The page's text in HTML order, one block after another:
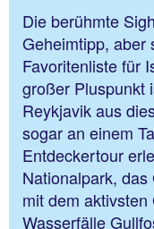
Die berühmte
Geheimtipp, aber
Favoritenliste für
großer Pluspunkt
Reykjavik aus
sogar an einem
Entdeckertour
Nationalpark,
mit dem
Wasserfälle